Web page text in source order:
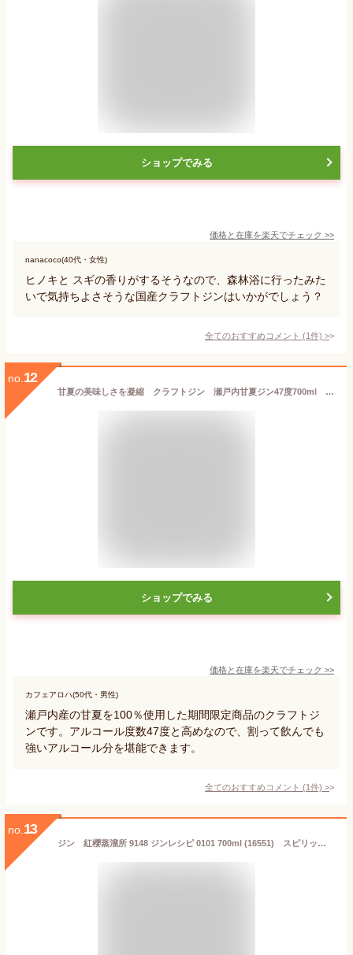
ショップでみる
価格と在庫を楽天でチェック >>
nanacoco(40代・女性)
ヒノキと スギの香りがするそうなので、森林浴に行ったみた
いで気持ちよさそうな国産クラフトジンはいかがでしょう？
全てのおすすめコメント (1件) >
no. 12
甘夏の美味しさを凝縮 クラフトジン 瀬戸内甘夏ジン47度700ml 国産 広島県
ショップでみる
価格と在庫を楽天でチェック >>
カフェアロハ(50代・男性)
瀬戸内産の甘夏を100％使用した期間限定商品のクラフトジ
ンです。アルコール度数47度と高めなので、割って飲んでも
強いアルコール分を堪能できます。
全てのおすすめコメント (1件) >
no. 13
ジン 紅櫻蒸溜所 9148 ジンレシピ 0101 700ml (16551) スピリッツ gin(75-4)